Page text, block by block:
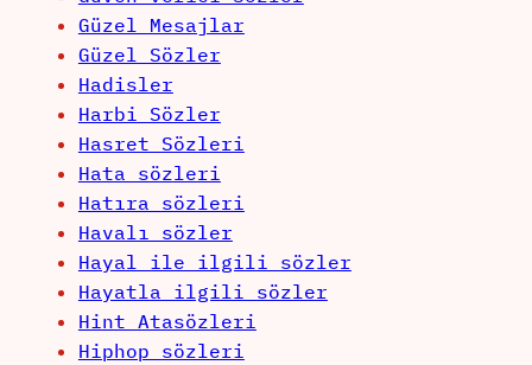
Güzel Mesajlar
Güzel Sözler
Hadisler
Harbi Sözler
Hasret Sözleri
Hata sözleri
Hatıra sözleri
Havalı sözler
Hayal ile ilgili sözler
Hayatla ilgili sözler
Hint Atasözleri
Hiphop sözleri